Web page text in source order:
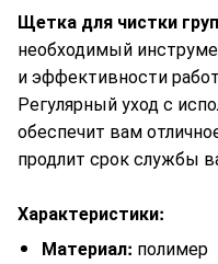
Щетка для чистки
необходимый
и эффективности
Регулярный уход с
обеспечит вам
продлит срок службы
Характеристики:
Материал: полимер